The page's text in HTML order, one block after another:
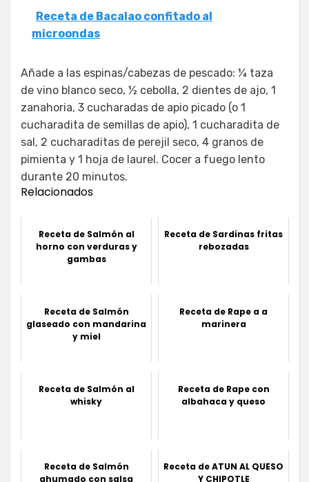
Receta de Bacalao confitado al
microondas
Añade a las espinas/cabezas de pescado: ¼ taza
de vino blanco seco, ½ cebolla, 2 dientes de ajo, 1
zanahoria, 3 cucharadas de apio picado (o 1
cucharadita de semillas de apio), 1 cucharadita de
sal, 2 cucharaditas de perejil seco, 4 granos de
pimienta y 1 hoja de laurel. Cocer a fuego lento
durante 20 minutos.
Relacionados
Receta de Salmón al
horno con verduras y
gambas
Receta de Sardinas fritas
rebozadas
Receta de Salmón
glaseado con mandarina
y miel
Receta de Rape a a
marinera
Receta de Salmón al
whisky
Receta de Rape con
albahaca y queso
Receta de Salmón
ahumado con salsa
Receta de ATUN AL QUESO
Y CHIPOTLE